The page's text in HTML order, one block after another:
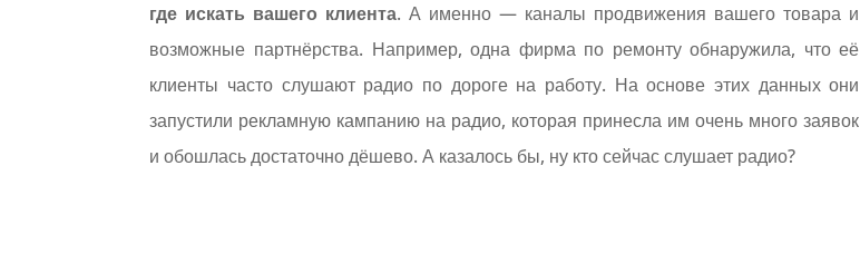
где искать вашего клиента. А именно — каналы продвижения вашего товара и
возможные партнёрства. Например, одна фирма по ремонту обнаружила, что её
клиенты часто слушают радио по дороге на работу. На основе этих данных они
запустили рекламную кампанию на радио, которая принесла им очень много заявок
и обошлась достаточно дёшево. А казалось бы, ну кто сейчас слушает радио?